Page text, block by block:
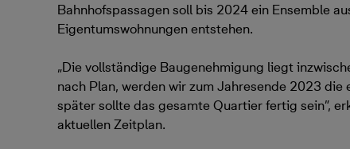
Bahnhofspassagen soll bis 2024 ein Ensemble
Eigentumswohnungen entstehen.
„Die vollständige Baugenehmigung liegt
nach Plan, werden wir zum Jahresende 2023
später sollte das gesamte Quartier fertig sein”,
aktuellen Zeitplan.